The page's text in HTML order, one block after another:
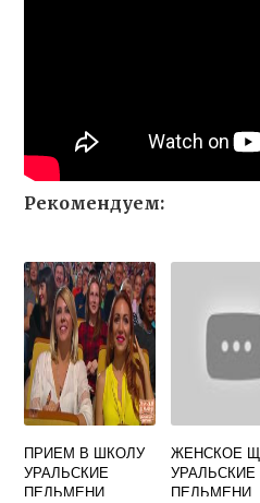
Рекомендуем:
ПРИЕМ В ШКОЛУ
УРАЛЬСКИЕ
ПЕЛЬМЕНИ
ЖЕНСКОЕ
УРАЛЬСКИЕ
ПЕЛЬМЕНИ